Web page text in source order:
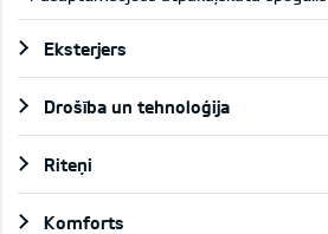
Eksterjers
Drošība un tehnoloģija
Riteņi
Komforts